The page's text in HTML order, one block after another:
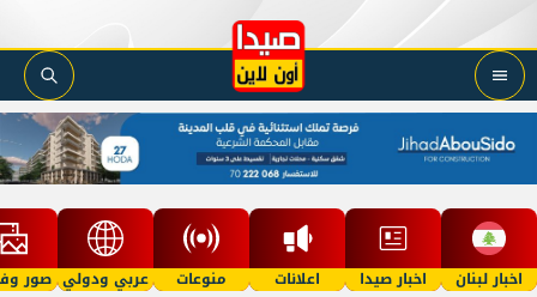
اخبار لبنان اخبار صيدا اعلانات منوعات عربي ودولي صور